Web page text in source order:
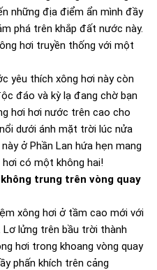
những địa điểm ẩn mình đầy
phá trên khắp đất nước này.
hơi truyền thống với một
yêu thích xông hơi này còn
đáo và kỳ lạ đang chờ bạn
hơi hơi nước trên cao cho
dưới ánh mặt trời lúc nửa
ở Phần Lan hứa hẹn mang
có một không hai!
trung trên vòng quay
xông hơi ở tầm cao mới với
Lơ lửng trên bầu trời thành
hơi trong khoang vòng quay
phấn khích trên cảng